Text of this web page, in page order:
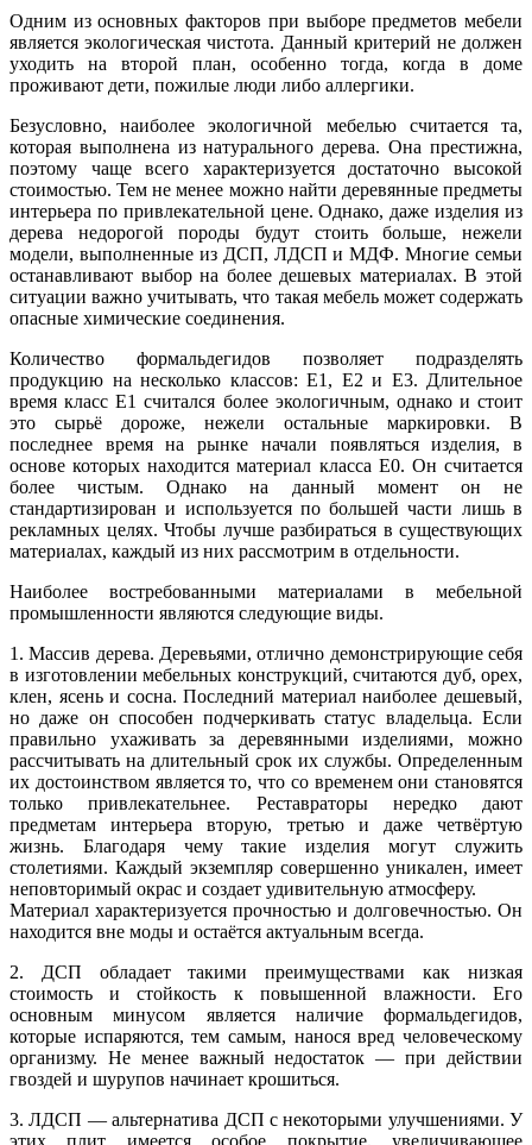
Одним из основных факторов при выборе предметов мебели
является экологическая чистота. Данный критерий не должен
уходить на второй план, особенно тогда, когда в доме
проживают дети, пожилые люди либо аллергики.
Безусловно, наиболее экологичной мебелью считается та,
которая выполнена из натурального дерева. Она престижна,
поэтому чаще всего характеризуется достаточно высокой
стоимостью. Тем не менее можно найти деревянные предметы
интерьера по привлекательной цене. Однако, даже изделия из
дерева недорогой породы будут стоить больше, нежели
модели, выполненные из ДСП, ЛДСП и МДФ. Многие семьи
останавливают выбор на более дешевых материалах. В этой
ситуации важно учитывать, что такая мебель может содержать
опасные химические соединения.
Количество формальдегидов позволяет подразделять
продукцию на несколько классов: Е1, Е2 и Е3. Длительное
время класс Е1 считался более экологичным, однако и стоит
это сырьё дороже, нежели остальные маркировки. В
последнее время на рынке начали появляться изделия, в
основе которых находится материал класса Е0. Он считается
более чистым. Однако на данный момент он не
стандартизирован и используется по большей части лишь в
рекламных целях. Чтобы лучше разбираться в существующих
материалах, каждый из них рассмотрим в отдельности.
Наиболее востребованными материалами в мебельной
промышленности являются следующие виды.
1. Массив дерева. Деревьями, отлично демонстрирующие себя
в изготовлении мебельных конструкций, считаются дуб, орех,
клен, ясень и сосна. Последний материал наиболее дешевый,
но даже он способен подчеркивать статус владельца. Если
правильно ухаживать за деревянными изделиями, можно
рассчитывать на длительный срок их службы. Определенным
их достоинством является то, что со временем они становятся
только привлекательнее. Реставраторы нередко дают
предметам интерьера вторую, третью и даже четвёртую
жизнь. Благодаря чему такие изделия могут служить
столетиями. Каждый экземпляр совершенно уникален, имеет
неповторимый окрас и создает удивительную атмосферу.
Материал характеризуется прочностью и долговечностью. Он
находится вне моды и остаётся актуальным всегда.
2. ДСП обладает такими преимуществами как низкая
стоимость и стойкость к повышенной влажности. Его
основным минусом является наличие формальдегидов,
которые испаряются, тем самым, нанося вред человеческому
организму. Не менее важный недостаток — при действии
гвоздей и шурупов начинает крошиться.
3. ЛДСП — альтернатива ДСП с некоторыми улучшениями. У
этих плит имеется особое покрытие, увеличивающее